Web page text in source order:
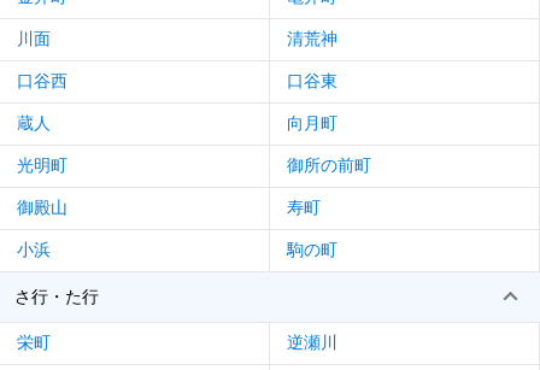
川面 清荒神
口谷西 口谷東
蔵人 向月町
光明町 御所の前町
御殿山 寿町
小浜 駒の町
さ行・た行
栄町 逆瀬川